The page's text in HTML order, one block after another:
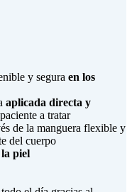
y segura en los
aplicada directa y
a tratar
de la manguera flexible y
del cuerpo
piel